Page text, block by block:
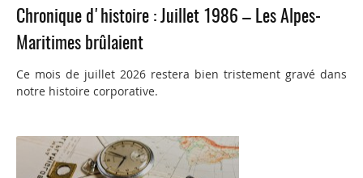
Chronique d'histoire : Juillet 1986 – Les Alpes-
Maritimes brûlaient
Ce mois de juillet 2026 restera bien tristement gravé dans
notre histoire corporative.